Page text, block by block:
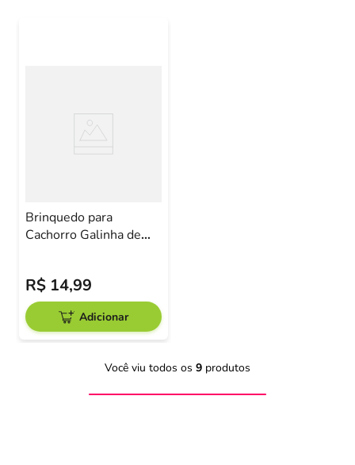
Brinquedo para
Cachorro Galinha de
R$ 14,99
Adicionar
Você viu todos os 9 produtos